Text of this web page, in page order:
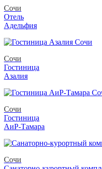
Сочи
Отель
Адельфия
Сочи
Гостиница
Азалия
Сочи
Гостиница
АиР-Тамара
Сочи